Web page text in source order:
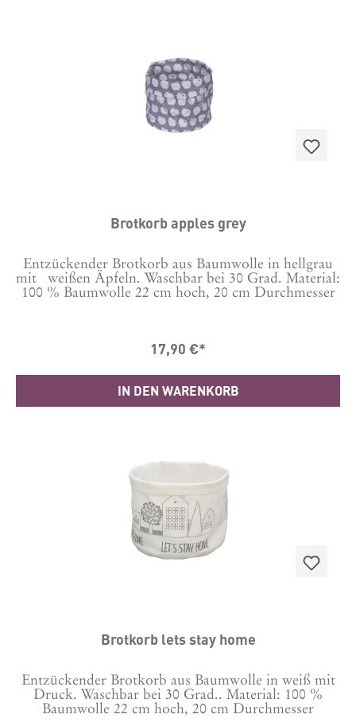
Brotkorb apples grey
Entzückender Brotkorb aus Baumwolle in hellgrau
mit weißen Äpfeln. Waschbar bei 30 Grad. Material:
100 % Baumwolle 22 cm hoch, 20 cm Durchmesser
17,90 €*
IN DEN WARENKORB
Brotkorb lets stay home
Entzückender Brotkorb aus Baumwolle in weiß mit
Druck. Waschbar bei 30 Grad.. Material: 100 %
Baumwolle 22 cm hoch, 20 cm Durchmesser